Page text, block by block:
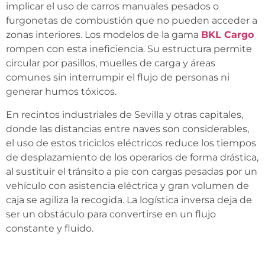
implicar el uso de carros manuales pesados o
furgonetas de combustión que no pueden acceder a
zonas interiores. Los modelos de la gama BKL Cargo
rompen con esta ineficiencia. Su estructura permite
circular por pasillos, muelles de carga y áreas
comunes sin interrumpir el flujo de personas ni
generar humos tóxicos.
En recintos industriales de Sevilla y otras capitales,
donde las distancias entre naves son considerables,
el uso de estos triciclos eléctricos reduce los tiempos
de desplazamiento de los operarios de forma drástica,
al sustituir el tránsito a pie con cargas pesadas por un
vehículo con asistencia eléctrica y gran volumen de
caja se agiliza la recogida. La logística inversa deja de
ser un obstáculo para convertirse en un flujo
constante y fluido.